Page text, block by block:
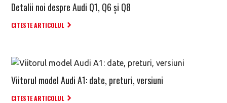
Detalii noi despre Audi Q1, Q6 și Q8
CITESTE ARTICOLUL
Viitorul model Audi A1: date, preturi, versiuni
CITESTE ARTICOLUL